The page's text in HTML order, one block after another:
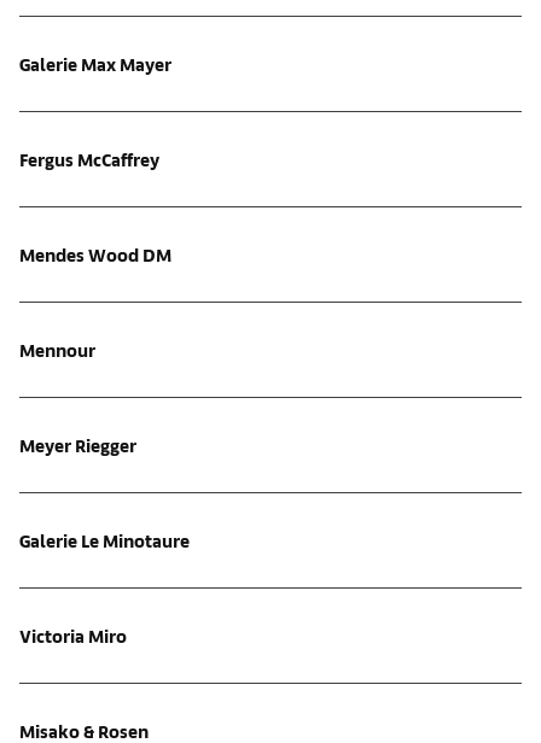
Galerie Max Mayer
Fergus McCaffrey
Mendes Wood DM
Mennour
Meyer Riegger
Galerie Le Minotaure
Victoria Miro
Misako & Rosen